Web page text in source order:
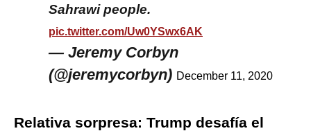
Sahrawi people.
pic.twitter.com/Uw0YSwx6AK
— Jeremy Corbyn
(@jeremycorbyn) December 11, 2020
Relativa sorpresa: Trump desafía el